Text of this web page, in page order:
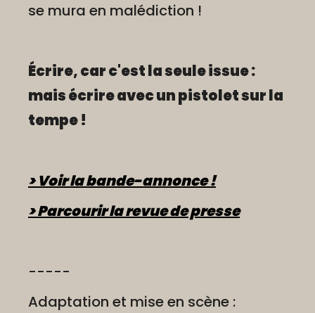
se mura en malédiction !
Écrire, car c'est la seule issue :
mais écrire avec un pistolet sur la
tempe !
> Voir la bande-annonce !
> Parcourir la revue de presse
-----
Adaptation et mise en scène :